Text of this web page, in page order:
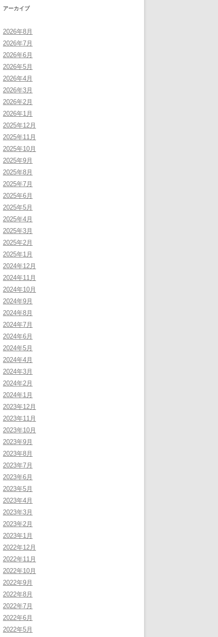
アーカイブ
2026年8月
2026年7月
2026年6月
2026年5月
2026年4月
2026年3月
2026年2月
2026年1月
2025年12月
2025年11月
2025年10月
2025年9月
2025年8月
2025年7月
2025年6月
2025年5月
2025年4月
2025年3月
2025年2月
2025年1月
2024年12月
2024年11月
2024年10月
2024年9月
2024年8月
2024年7月
2024年6月
2024年5月
2024年4月
2024年3月
2024年2月
2024年1月
2023年12月
2023年11月
2023年10月
2023年9月
2023年8月
2023年7月
2023年6月
2023年5月
2023年4月
2023年3月
2023年2月
2023年1月
2022年12月
2022年11月
2022年10月
2022年9月
2022年8月
2022年7月
2022年6月
2022年5月